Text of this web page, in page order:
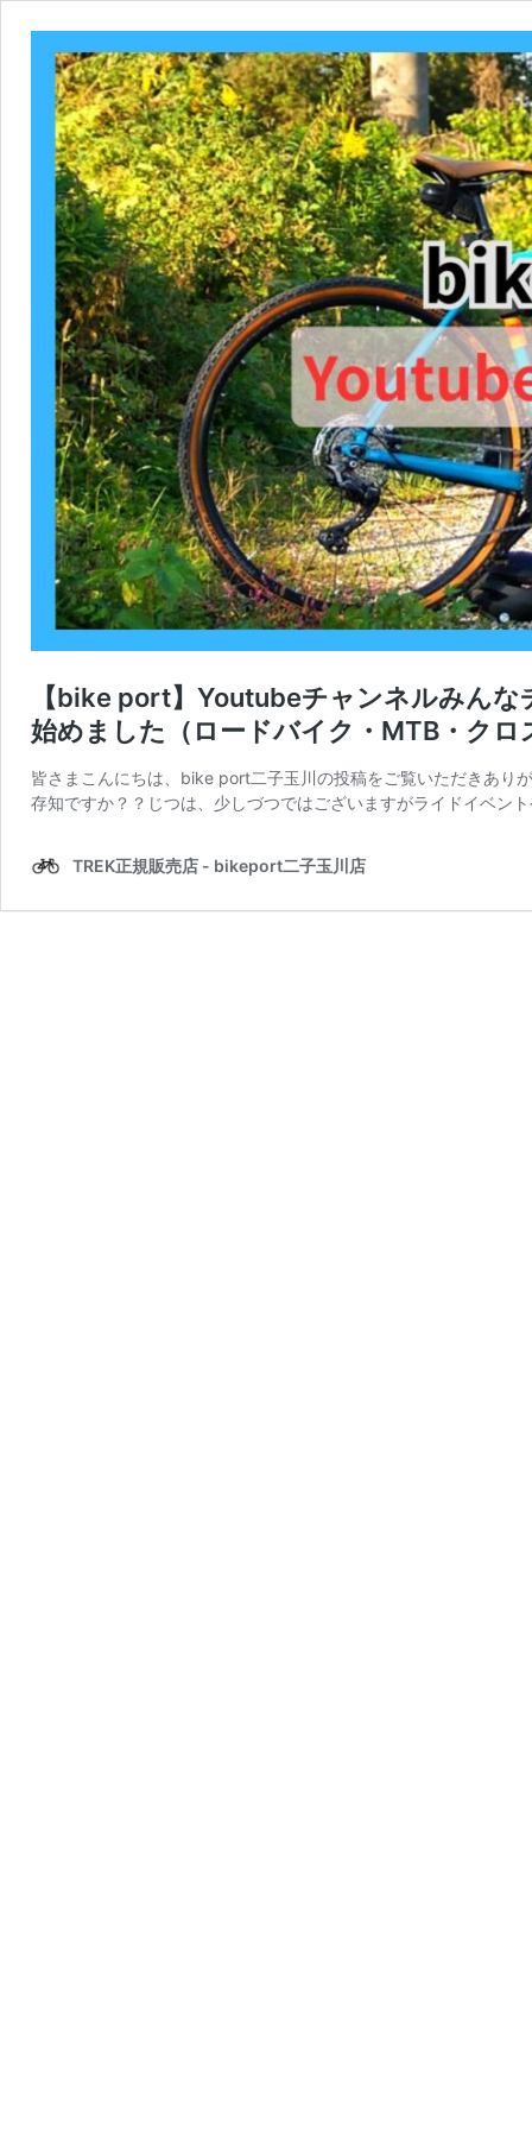
【bike port】Youtubeチャンネルみん
始めました（ロードバイク・MTB・クロ
皆さまこんにちは、bike port二子玉川の投稿をご覧いただきあ
存知ですか？？じつは、少しづつではございますがライドイベン
TREK正規販売店 - bikeport二子玉川店